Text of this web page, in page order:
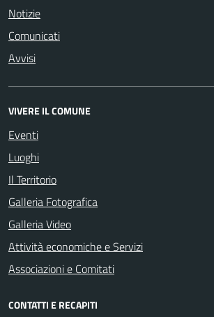
Notizie
Comunicati
Avvisi
VIVERE IL COMUNE
Eventi
Luoghi
Il Territorio
Galleria Fotografica
Galleria Video
Attività economiche e Servizi
Associazioni e Comitati
CONTATTI E RECAPITI